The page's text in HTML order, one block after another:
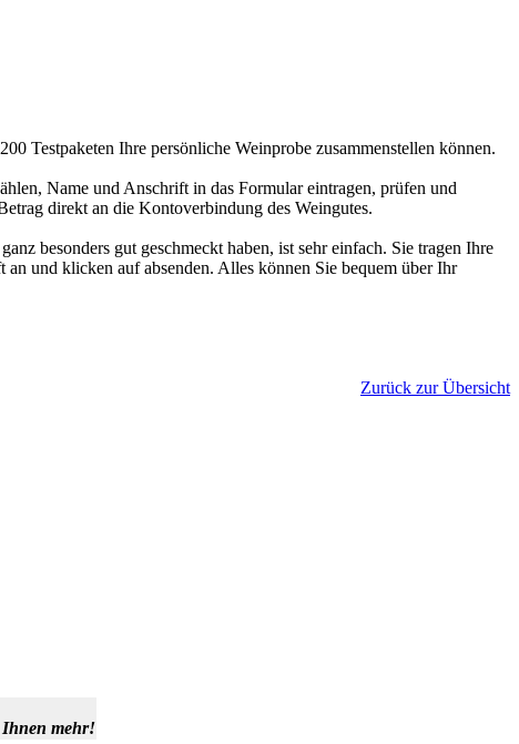
Testpaketen Ihre persönliche Weinprobe zusammenstellen können.
Name und Anschrift in das Formular eintragen, prüfen und
direkt an die Kontoverbindung des Weingutes.
besonders gut geschmeckt haben, ist sehr einfach. Sie tragen Ihre
und klicken auf absenden. Alles können Sie bequem über Ihr
Zurück zur Übersicht
Ihnen mehr!